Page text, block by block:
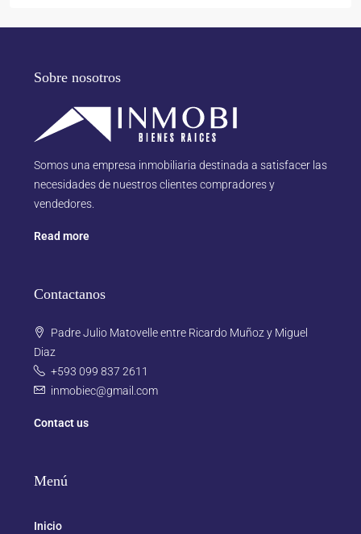
Sobre nosotros
Somos una empresa inmobiliaria destinada a satisfacer las
necesidades de nuestros clientes compradores y
vendedores.
Read more
Contactanos
Padre Julio Matovelle entre Ricardo Muñoz y Miguel
Diaz
+593 099 837 2611
inmobiec@gmail.com
Contact us
Menú
Inicio